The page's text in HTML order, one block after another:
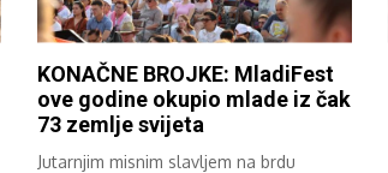
KONAČNE BROJKE: MladiFest
ove godine okupio mlade iz čak
73 zemlje svijeta
Jutarnjim misnim slavljem na brdu